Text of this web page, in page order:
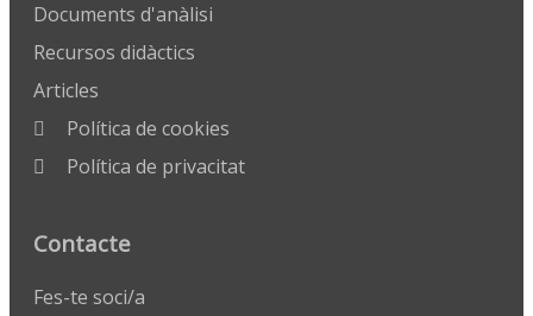
Documents d'anàlisi
Recursos didàctics
Articles
Política de cookies
Política de privacitat
Contacte
Fes-te soci/a